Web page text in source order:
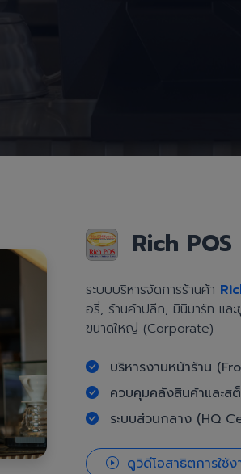
Rich POS
ระบบบริหารจัดการร้านค้า
อรี่, ร้านค้าปลีก, มินิมาร์ท แล
ขนาดใหญ่ (Corporate)
บริหารงานหน้าร้าน
ควบคุมคลังสินค้าและส
ระบบส่วนกลาง (HQ
ดูวิดีโอสาธิตการใช้